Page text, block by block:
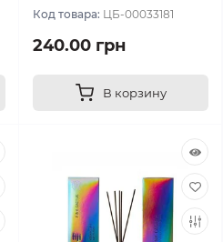
Код товара: ЦБ-00033181
240.00 грн
В корзину